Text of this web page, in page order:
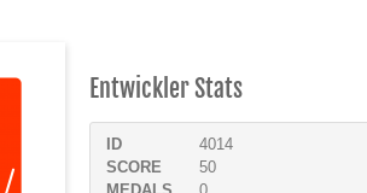
Entwickler Stats
ID
4014
SCORE
50